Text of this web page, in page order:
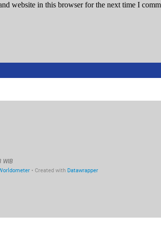
website in this browser for the next time I